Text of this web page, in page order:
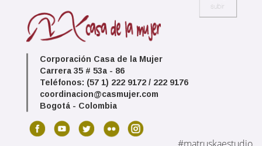
Corporación Casa de la Mujer
Carrera 35 # 53a - 86
Teléfonos: (57 1) 222 9172 / 222 9176
coordinacion@casmujer.com
Bogotá - Colombia